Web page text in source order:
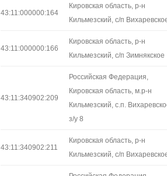
43:11:000000:164
Кировская область, р-н
Кильмезский, с/п
43:11:000000:166
Кировская область, р-н
Кильмезский, с/п Зимнякское
43:11:340902:209
Российская Федерация,
Кировская область, м.р-н
Кильмезский, с.п.
з/у 8
43:11:340902:211
Кировская область, р-н
Кильмезский, с/п